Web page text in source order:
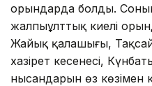
орындарда болды.
жалпыұлттық киелі
Жайық қалашығы,
хазірет кесенесі,
нысандарын өз көзімен